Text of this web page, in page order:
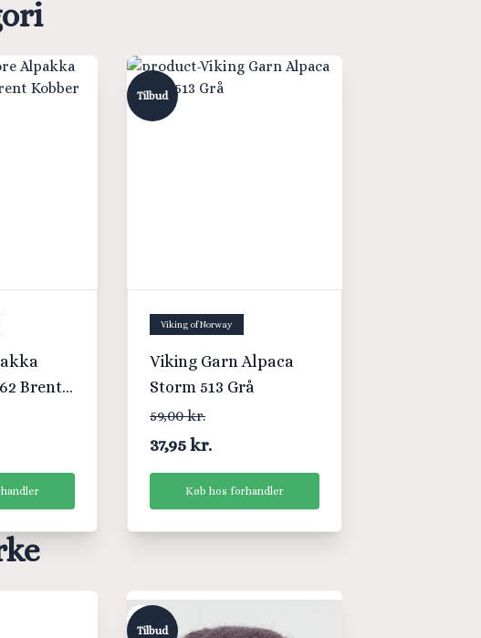
Brent
Tilbud
Viking of Norway
Viking Garn Alpaca
Storm 513 Grå
59,00 kr.
37,95 kr.
Køb hos forhandler
Tilbud